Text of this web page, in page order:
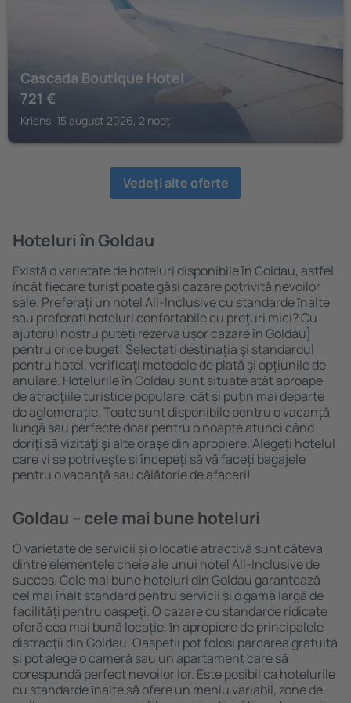
Cascada Boutique Hotel
721 €
Kriens, 15 august 2026, 2 nopți
Vedeţi alte oferte
Hoteluri în Goldau
Există o varietate de hoteluri disponibile în Goldau, astfel
încât fiecare turist poate găsi cazare potrivită nevoilor
sale. Preferați un hotel All-Inclusive cu standarde ȋnalte
sau preferați hoteluri confortabile cu preţuri mici? Cu
ajutorul nostru puteți rezerva uşor cazare în Goldau}
pentru orice buget! Selectați destinația şi standardul
pentru hotel, verificați metodele de plată și opțiunile de
anulare. Hotelurile în Goldau sunt situate atât aproape
de atracţiile turistice populare, cât și puțin mai departe
de aglomerație. Toate sunt disponibile pentru o vacanță
lungă sau perfecte doar pentru o noapte atunci când
doriţi să vizitaţi şi alte oraşe din apropiere. Alegeți hotelul
care vi se potriveşte și începeți să vă faceți bagajele
pentru o vacanţă sau călătorie de afaceri!
Goldau – cele mai bune hoteluri
O varietate de servicii și o locație atractivă sunt câteva
dintre elementele cheie ale unui hotel All-Inclusive de
succes. Cele mai bune hoteluri din Goldau garantează
cel mai înalt standard pentru servicii și o gamă largă de
facilități pentru oaspeți. O cazare cu standarde ridicate
oferă cea mai bună locație, ȋn apropiere de principalele
distracţii din Goldau. Oaspeții pot folosi parcarea gratuită
și pot alege o cameră sau un apartament care să
corespundă perfect nevoilor lor. Este posibil ca hotelurile
cu standarde ȋnalte să ofere un meniu variabil, zone de